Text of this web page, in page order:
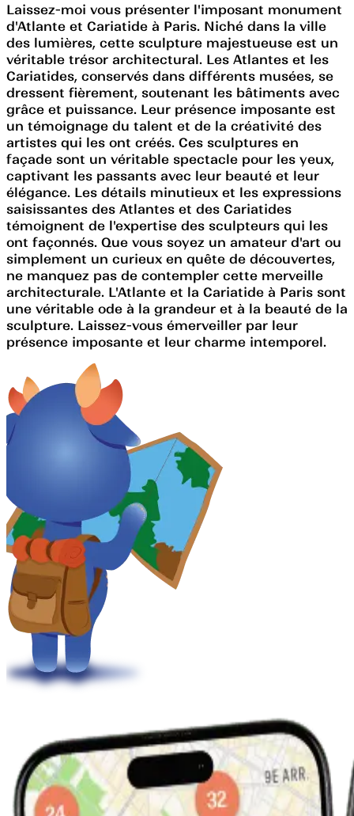
Laissez-moi vous présenter l'imposant monument
d'Atlante et Cariatide à Paris. Niché dans la ville
des lumières, cette sculpture majestueuse est un
véritable trésor architectural. Les Atlantes et les
Cariatides, conservés dans différents musées, se
dressent fièrement, soutenant les bâtiments avec
grâce et puissance. Leur présence imposante est
un témoignage du talent et de la créativité des
artistes qui les ont créés. Ces sculptures en
façade sont un véritable spectacle pour les yeux,
captivant les passants avec leur beauté et leur
élégance. Les détails minutieux et les expressions
saisissantes des Atlantes et des Cariatides
témoignent de l'expertise des sculpteurs qui les
ont façonnés. Que vous soyez un amateur d'art ou
simplement un curieux en quête de découvertes,
ne manquez pas de contempler cette merveille
architecturale. L'Atlante et la Cariatide à Paris sont
une véritable ode à la grandeur et à la beauté de la
sculpture. Laissez-vous émerveiller par leur
présence imposante et leur charme intemporel.